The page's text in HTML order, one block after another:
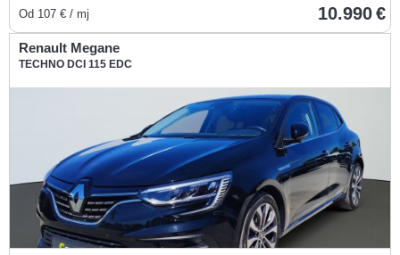
Od 107 € / mj 10.990
Renault Megane
TECHNO DCI 115 EDC